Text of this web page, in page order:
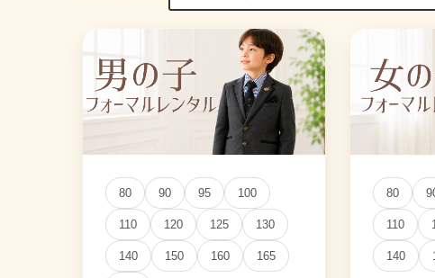
80 90 95 100
110 120 125 130
140 150 160 165
80
110
140